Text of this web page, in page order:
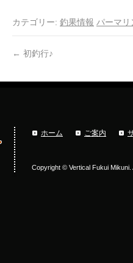
カテゴリー: 釣果情報 パーマリ
← 初釣行♪
ホーム ご案内
Copyright © Vertical Fukui